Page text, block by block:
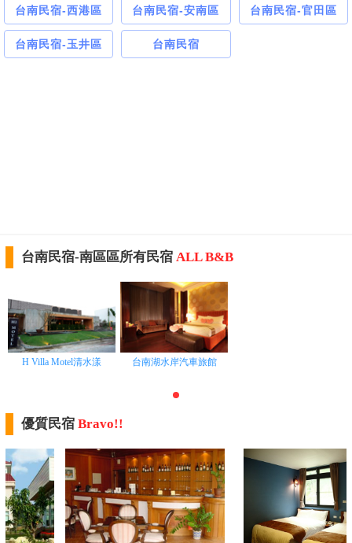
台南民宿-西港區 台南民宿-安南區 台南民宿-官田區
台南民宿-玉井區 台南民宿
台南民宿-南區區所有民宿 ALL B&B
H Villa Motel清水漾 台南湖水岸汽車旅館
優質民宿 Bravo!!